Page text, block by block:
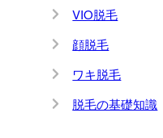
VIO脱毛
顔脱毛
ワキ脱毛
脱毛の基礎知識